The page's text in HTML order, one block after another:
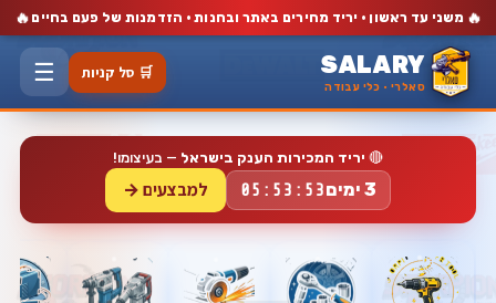
🔥 משני עד ראשון · יריד מחירים באתר ובחנות · הזדמנות של פעם בחיים 🔥
SALARY
סאלרי · כלי עבודה
🛒 סל קניות ☰
🔴 יריד המכירות הענק בישראל — בעיצומו!
3 ימים 05:53:53 למבצעים →